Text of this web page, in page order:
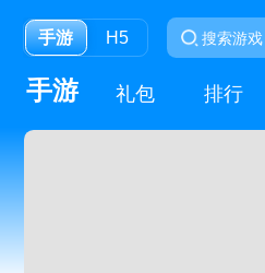
手游 H5
手游 礼包 排行